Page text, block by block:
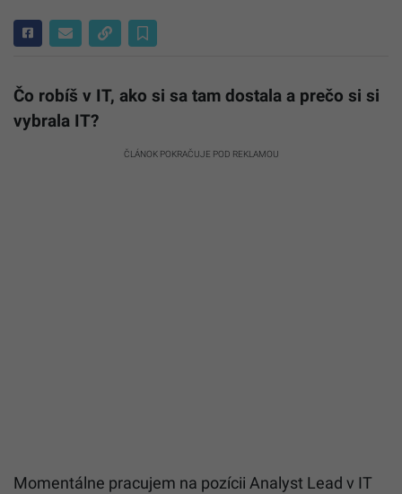
Čo robíš v IT, ako si sa tam dostala a prečo si si
vybrala IT?
ČLÁNOK POKRAČUJE POD REKLAMOU
Momentálne pracujem na pozícii Analyst Lead v IT